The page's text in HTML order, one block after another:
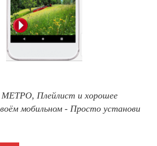
МЕТРО, Плейлист и хорошее
мобильном - Просто установи